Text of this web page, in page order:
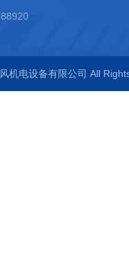
机电设备有限公司 All